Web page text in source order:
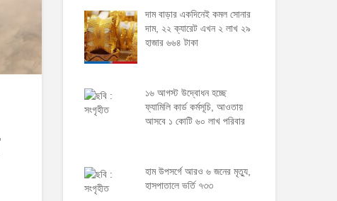
দাম বাড়ার একদিনেই কমল সোনার
দাম, ২২ ক্যারেট এখন ২ লাখ ২৯
হাজার ৬৬৪ টাকা
১৬ আগস্ট উদ্বোধন হচ্ছে
ফ্যামিলি কার্ড কর্মসূচি, আওতায়
আসবে ১ কোটি ৬০ লাখ পরিবার
হাম উপসর্গে আরও ৬ জনের মৃত্যু,
হাসপাতালে ভর্তি ৭৩৩